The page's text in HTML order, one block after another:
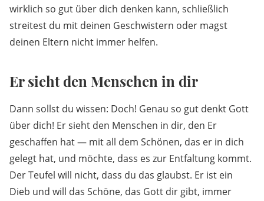
wirklich so gut über dich denken kann, schließlich
streitest du mit deinen Geschwistern oder magst
deinen Eltern nicht immer helfen.
Er sieht den Menschen in dir
Dann sollst du wissen: Doch! Genau so gut denkt Gott
über dich! Er sieht den Menschen in dir, den Er
geschaffen hat — mit all dem Schönen, das er in dich
gelegt hat, und möchte, dass es zur Entfaltung kommt.
Der Teufel will nicht, dass du das glaubst. Er ist ein
Dieb und will das Schöne, das Gott dir gibt, immer